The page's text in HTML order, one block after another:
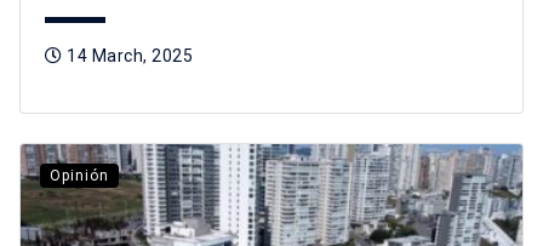
14 March, 2025
Opinión